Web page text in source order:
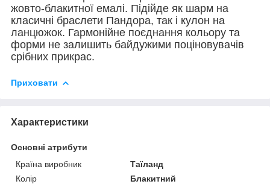
жовто-блакитної емалі. Підійде як шарм на
класичні браслети Пандора, так і кулон на
ланцюжок. Гармонійне поєднання кольору та
форми не залишить байдужими поціновувачів
срібних прикрас.
Приховати
Характеристики
Основні атрибути
Країна виробник
Таїланд
Колір
Блакитний